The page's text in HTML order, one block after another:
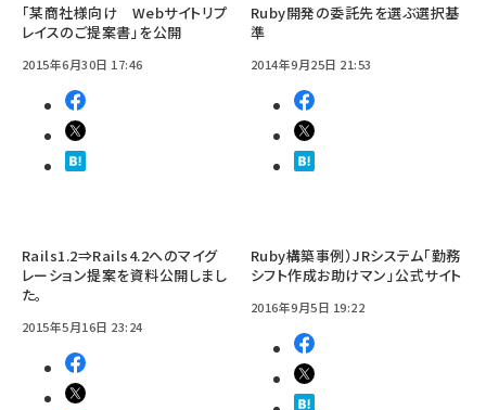
「某商社様向け Webサイトリプ
レイスのご提案書」を公開
2015年6月30日 17:46
Ruby開発の委託先を選ぶ選択基
準
2014年9月25日 21:53
Rails1.2⇒Rails4.2へのマイグ
レーション提案を資料公開しまし
た。
2015年5月16日 23:24
Ruby構築事例）JRシステム「勤務
シフト作成お助けマン」公式サイト
2016年9月5日 19:22